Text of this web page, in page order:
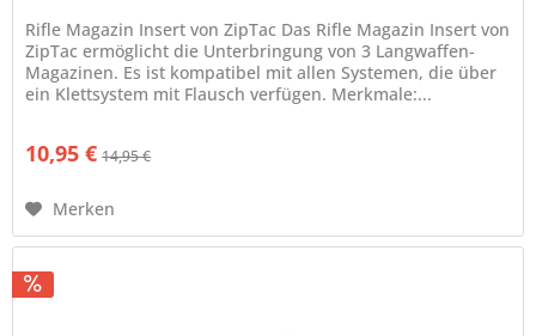
Rifle Magazin Insert von ZipTac Das Rifle Magazin Insert von
ZipTac ermöglicht die Unterbringung von 3 Langwaffen-
Magazinen. Es ist kompatibel mit allen Systemen, die über
ein Klettsystem mit Flausch verfügen. Merkmale:...
10,95 € 14,95 €
Merken